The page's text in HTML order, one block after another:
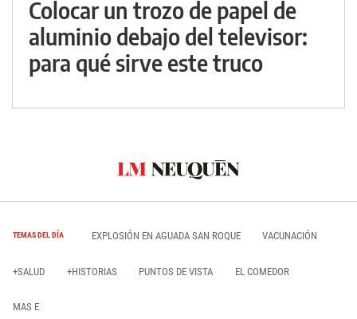
Colocar un trozo de papel de
aluminio debajo del televisor:
para qué sirve este truco
TEMAS DEL DÍA EXPLOSIÓN EN AGUADA SAN ROQUE VACUNACIÓN
+SALUD +HISTORIAS PUNTOS DE VISTA EL COMEDOR
MAS E